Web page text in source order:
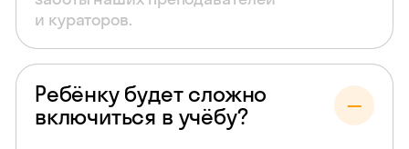
и кураторов.
Ребёнку будет сложно
включиться в учёбу?